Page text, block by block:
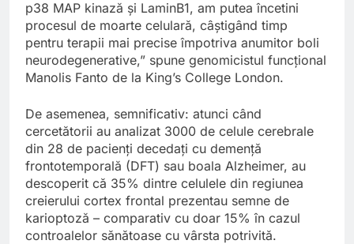
p38 MAP kinază și LaminB1, am putea încetini
procesul de moarte celulară, câștigând timp
pentru terapii mai precise împotriva anumitor boli
neurodegenerative,” spune genomicistul funcțional
Manolis Fanto de la King’s College London.
De asemenea, semnificativ: atunci când
cercetătorii au analizat 3000 de celule cerebrale
din 28 de pacienți decedați cu demență
frontotemporală (DFT) sau boala Alzheimer, au
descoperit că 35% dintre celulele din regiunea
creierului cortex frontal prezentau semne de
karioptoză – comparativ cu doar 15% în cazul
controalelor sănătoase cu vârsta potrivită.